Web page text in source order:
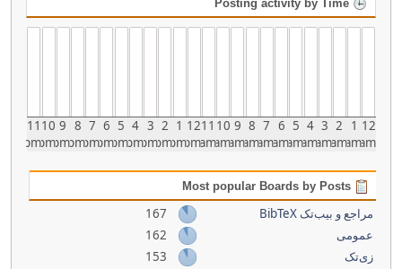
12
am
1
am
2
am
3
am
4
am
5
am
6
am
7
am
8
am
9
am
10
am
11
am
12
pm
1
pm
2
pm
3
pm
4
pm
5
pm
6
pm
7
pm
8
pm
9
pm
10
pm
11
pm
مراجع و بیب‌تک BibTeX
167
عمومی
162
زی‌تک
153